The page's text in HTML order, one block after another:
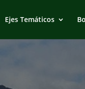
Ejes Temáticos